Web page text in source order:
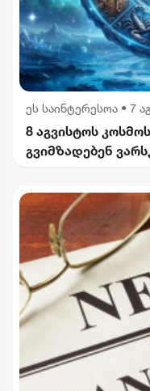
ეს საინტერესოა • 7
8 აგვისტოს
გვიმზადებენ